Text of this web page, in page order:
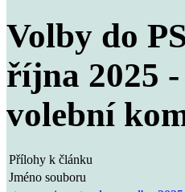
Volby do
října 2025
volební
Přílohy k článku
Jméno souboru